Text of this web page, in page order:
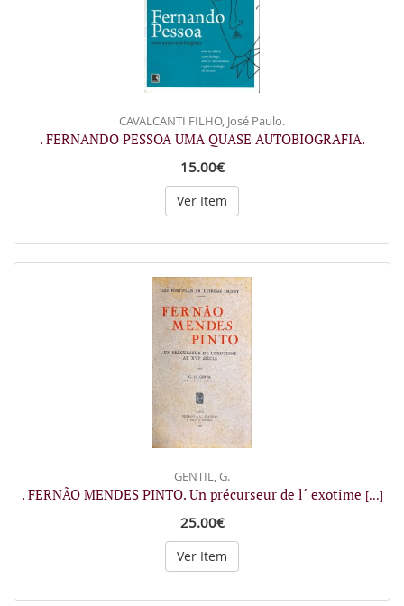
CAVALCANTI FILHO, José Paulo.
. FERNANDO PESSOA UMA QUASE AUTOBIOGRAFIA.
15.00€
Ver Item
GENTIL, G.
. FERNÃO MENDES PINTO. Un précurseur de l´ exotime [...]
25.00€
Ver Item